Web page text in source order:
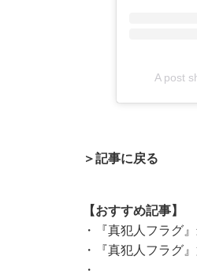
A post
＞記事に戻る
【おすすめ記事】
・
『真犯人フラグ
・
『真犯人フラグ